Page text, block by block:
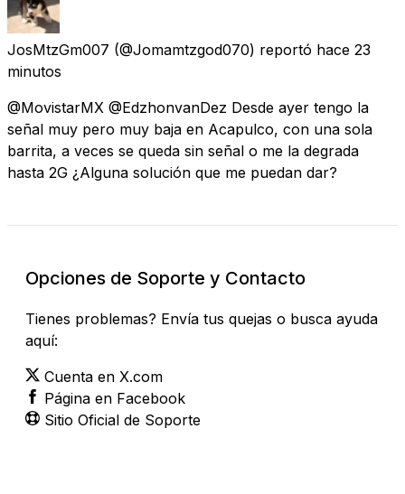
JosMtzGm007 (@Jomamtzgod070) reportó hace 23
minutos
@MovistarMX @EdzhonvanDez Desde ayer tengo la
señal muy pero muy baja en Acapulco, con una sola
barrita, a veces se queda sin señal o me la degrada
hasta 2G ¿Alguna solución que me puedan dar?
Opciones de Soporte y Contacto
Tienes problemas? Envía tus quejas o busca ayuda
aquí:
Cuenta en X.com
Página en Facebook
Sitio Oficial de Soporte